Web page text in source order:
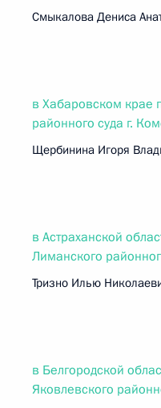
Смыкалова Дениса
в Хабаровском крае
районного суда г.
Щербинина Игоря
в Астраханской
Лиманского
Тризно Илью
в Белгородской
Яковлевского